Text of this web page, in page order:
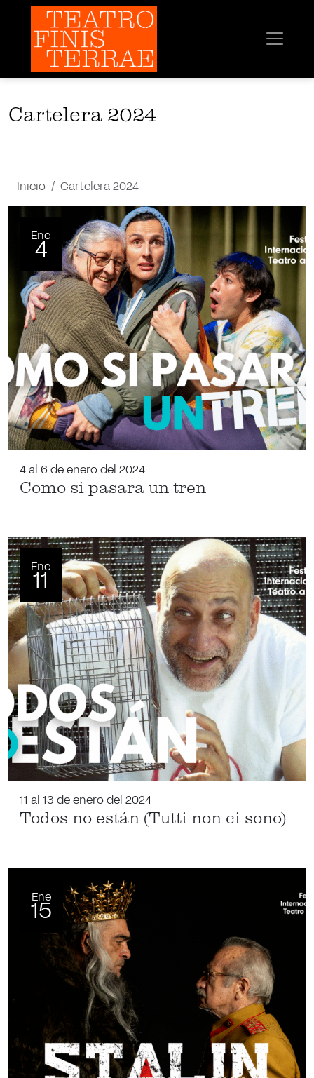
Cartelera 2024
Inicio Cartelera 2024
Ene
4
4 al 6 de enero del 2024
Como si pasara un tren
Ene
11
11 al 13 de enero del 2024
Todos no están (Tutti non ci sono)
Ene
15